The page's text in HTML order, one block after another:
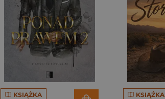
KSIĄŻKA KSIĄŻKA